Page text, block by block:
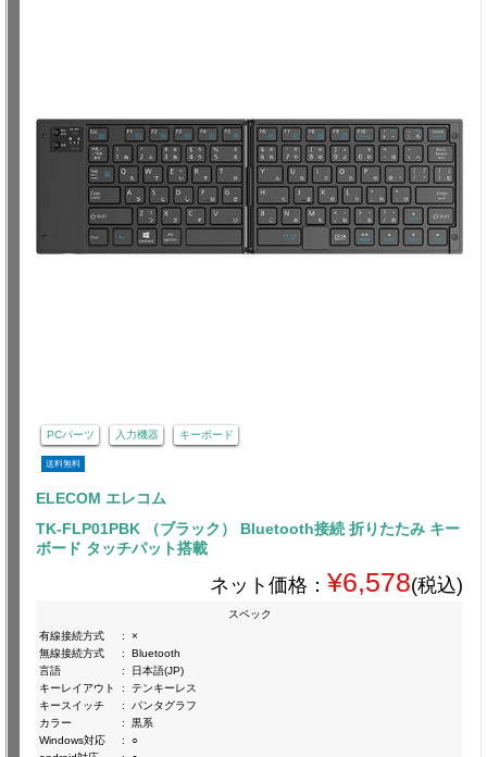
PCパーツ 入力機器 キーボード
送料無料
ELECOM エレコム
TK-FLP01PBK （ブラック） Bluetooth接続 折りたたみ キー
ボード タッチパット搭載
ネット価格： ¥6,578(税込)
スペック
有線接続方式
:
×
無線接続方式
:
Bluetooth
言語
:
日本語(JP)
キーレイアウト
:
テンキーレス
キースイッチ
:
パンタグラフ
カラー
:
黒系
Windows対応
:
○